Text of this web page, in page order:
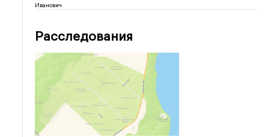
Иванович
Расследования